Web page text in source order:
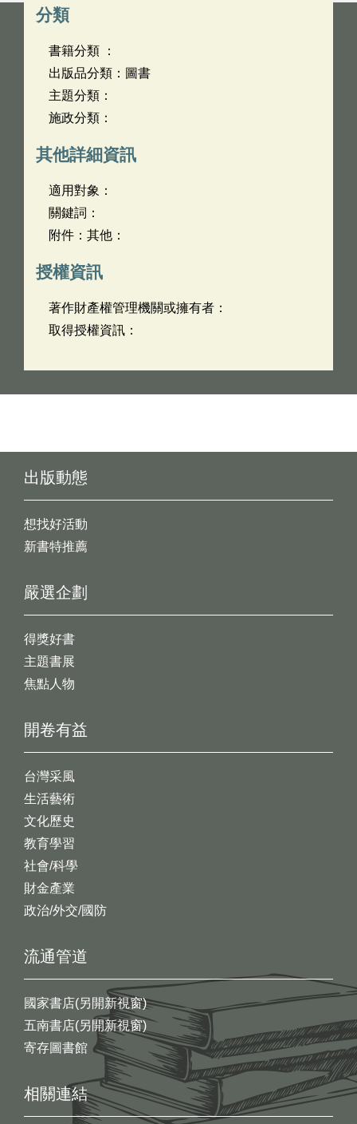
分類
書籍分類 ：
出版品分類：圖書
主題分類：
施政分類：
其他詳細資訊
適用對象：
關鍵詞：
附件：其他：
授權資訊
著作財產權管理機關或擁有者：
取得授權資訊：
出版動態
想找好活動
新書特推薦
開卷有益
台灣采風
生活藝術
文化歷史
教育學習
社會/科學
財金產業
政治/外交/國防
嚴選企劃
得獎好書
主題書展
焦點人物
流通管道
國家書店(另開新視窗)
五南書店(另開新視窗)
寄存圖書館
相關連結